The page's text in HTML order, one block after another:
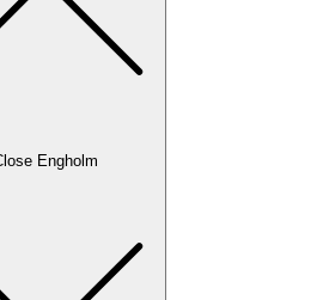
Engholm